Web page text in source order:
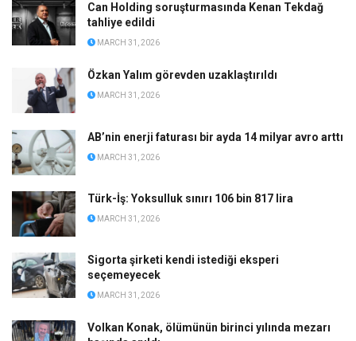
Can Holding soruşturmasında Kenan Tekdağ
tahliye edildi
MARCH 31, 2026
Özkan Yalım görevden uzaklaştırıldı
MARCH 31, 2026
AB’nin enerji faturası bir ayda 14 milyar avro arttı
MARCH 31, 2026
Türk-İş: Yoksulluk sınırı 106 bin 817 lira
MARCH 31, 2026
Sigorta şirketi kendi istediği eksperi
seçemeyecek
MARCH 31, 2026
Volkan Konak, ölümünün birinci yılında mezarı